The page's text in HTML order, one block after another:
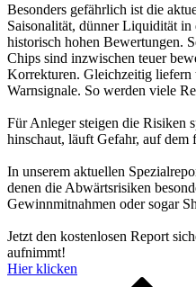
Besonders gefährlich ist die
Saisonalität, dünner Liquidität in
historisch hohen Bewertungen.
Chips sind inzwischen teuer
Korrekturen. Gleichzeitig liefern
Warnsignale. So werden viele
Für Anleger steigen die Risiken
hinschaut, läuft Gefahr, auf dem
In unserem aktuellen
denen die Abwärtsrisiken
Gewinnmitnahmen oder sogar
Jetzt den kostenlosen Report
aufnimmt!
Hier klicken